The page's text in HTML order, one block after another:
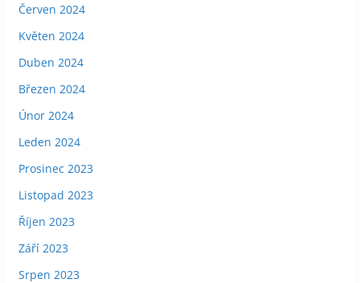
Červen 2024
Květen 2024
Duben 2024
Březen 2024
Únor 2024
Leden 2024
Prosinec 2023
Listopad 2023
Říjen 2023
Září 2023
Srpen 2023